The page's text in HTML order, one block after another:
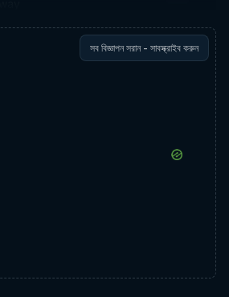
সব বিজ্ঞাপন সরান - সাবস্ক্রাইব করুন